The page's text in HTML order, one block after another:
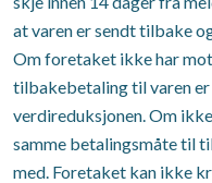
at varen er sendt tilbake
Om foretaket ikke har
tilbakebetaling til varen
verdireduksjonen. Om
samme betalingsmåte til
med. Foretaket kan ikke